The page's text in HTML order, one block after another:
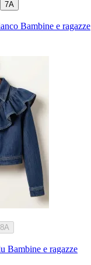
7A
Bambine e ragazze
Bambine e ragazze